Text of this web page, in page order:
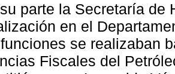
parte la Secretaría de
en el
se realizaban
Fiscales del